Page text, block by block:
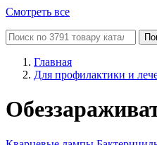
Смотреть все
Главная
Для профилактики и